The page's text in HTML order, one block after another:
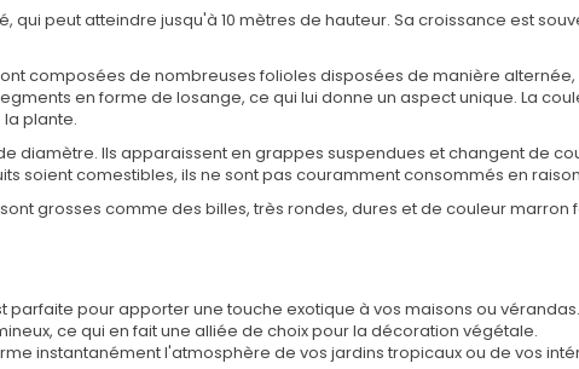
peut atteindre jusqu'à 10 mètres de hauteur. Sa croissance est
composées de nombreuses folioles disposées de manière
en forme de losange, ce qui lui donne un aspect unique. La
plante.
diamètre. Ils apparaissent en grappes suspendues et changent de
soient comestibles, ils ne sont pas couramment consommés en
sont grosses comme des billes, très rondes, dures et de couleur marron
pour apporter une touche exotique à vos maisons ou vérandas.
ce qui en fait une alliée de choix pour la décoration végétale.
instantanément l'atmosphère de vos jardins tropicaux ou de vos